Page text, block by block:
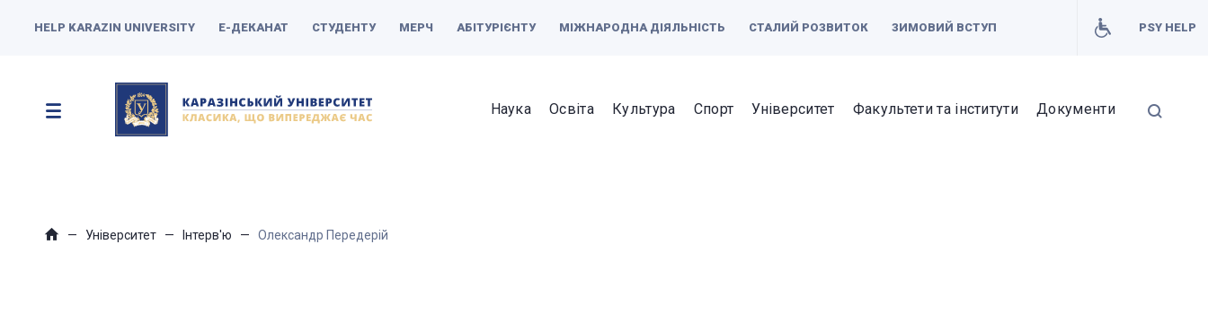
HELP KARAZIN UNIVERSITY Е-ДЕКАНАТ СТУДЕНТУ МЕРЧ АБІТУРІЄНТУ МІЖНАРОДНА ДІЯЛЬНІСТЬ СТАЛИЙ РОЗВИТОК ЗИМОВИЙ ВСТУП PSY HELP
Наука Освіта Культура Спорт Університет Факультети та інститути Документи
Університет Інтерв'ю Олександр Передерій